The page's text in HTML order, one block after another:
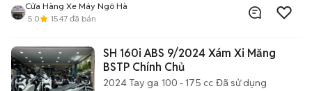
Cửa Hàng Xe Máy Ngô Hà
5.0
1547 đã bán
SH 160i ABS 9/2024 Xám Xi Măng
BSTP Chính Chủ
2024 Tay ga 100 - 175 cc Đã sử dụng